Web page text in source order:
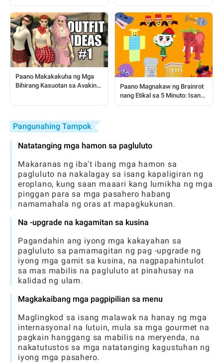
Insight
Paano Makakakuha ng Mga
Bihirang Kasuotan sa Avakin
Paano Magnakaw ng Brainrot
nang Etikal sa 5 Minuto: Isang
Pangunahing Tampok
Natatanging mga hamon sa pagluluto
Makaranas ng iba't ibang mga hamon sa
pagluluto na nakalagay sa isang kapaligiran ng
eroplano, kung saan maaari kang lumikha ng mga
pinggan para sa mga pasahero habang
namamahala ng oras at mapagkukunan.
Na -upgrade na kagamitan sa kusina
Pagandahin ang iyong mga kakayahan sa
pagluluto sa pamamagitan ng pag -upgrade ng
iyong mga gamit sa kusina, na nagpapahintulot
sa mas mabilis na pagluluto at pinahusay na
kalidad ng ulam.
Magkakaibang mga pagpipilian sa menu
Maglingkod sa isang malawak na hanay ng mga
internasyonal na lutuin, mula sa mga gourmet na
pagkain hanggang sa mabilis na meryenda, na
nakatutustos sa mga natatanging kagustuhan ng
iyong mga pasahero.